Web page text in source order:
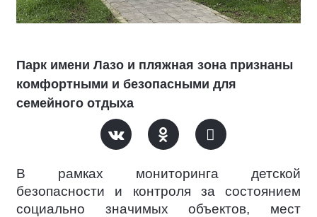
Парк имени Лазо и пляжная зона признаны
комфортными и безопасными для
семейного отдыха
В рамках мониторинга детской
безопасности и контроля за состоянием
социально значимых объектов, мест